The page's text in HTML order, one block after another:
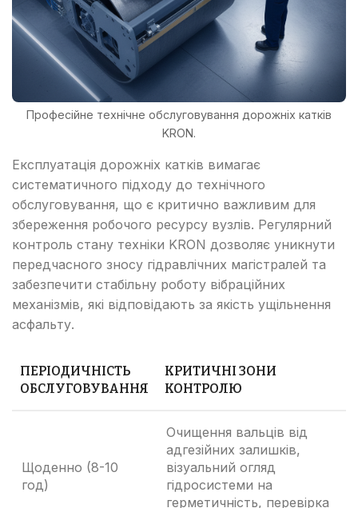
Професійне технічне обслуговування дорожніх катків
KRON.
Експлуатація дорожніх катків вимагає
систематичного підходу до технічного
обслуговування, що є критично важливим для
збереження робочого ресурсу вузлів. Регулярний
контроль стану техніки KRON дозволяє уникнути
передчасного зносу гідравлічних магістралей та
забезпечити стабільну роботу вібраційних
механізмів, які відповідають за якість ущільнення
асфальту.
ПЕРІОДИЧНІСТЬ
ОБСЛУГОВУВАННЯ
КРИТИЧНІ ЗОНИ
КОНТРОЛЮ
Щоденно (8-10
год)
Очищення вальців від
адгезійних залишків,
візуальний огляд
гідросистеми на
герметичність, перевірка